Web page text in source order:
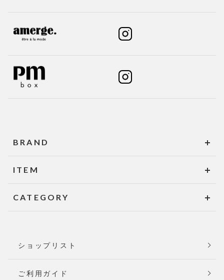
BRAND
ITEM
CATEGORY
ショップリスト
ご利用ガイド